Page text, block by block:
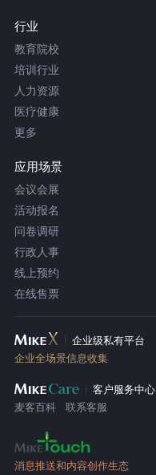
行业
教育院校
培训行业
人力资源
医疗健康
更多
应用场景
会议会展
活动报名
问卷调研
行政人事
线上预约
在线售票
企业级私有平台
企业全场景信息收集
客户服务中心
麦客百科
联系客服
消息推送和内容创作生态